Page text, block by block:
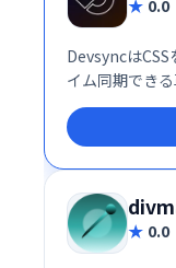
0.0
Devsyncは
イム同期でき
0.0